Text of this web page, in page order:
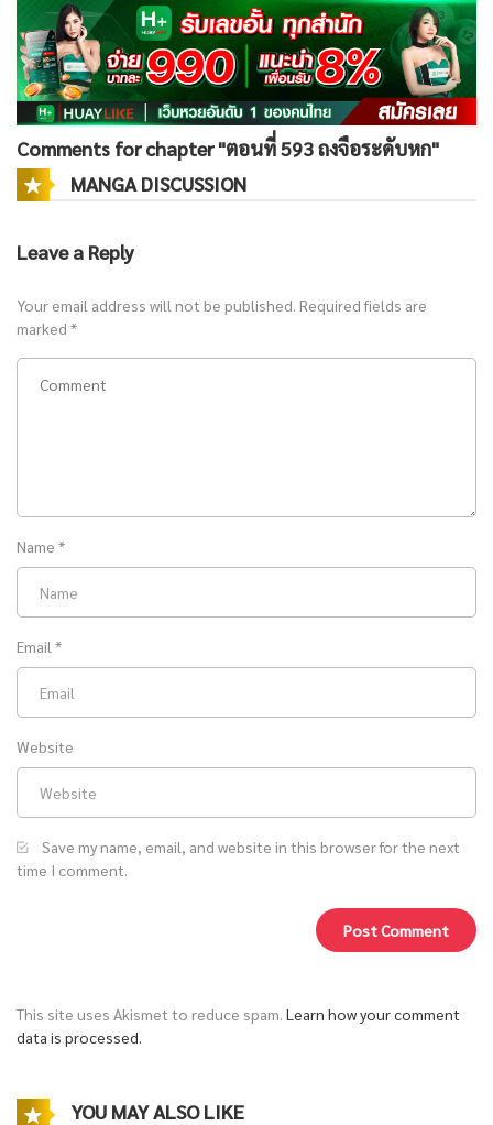
Comments for chapter "ตอนที่ 593 ถงจือระดับหก"
MANGA DISCUSSION
Leave a Reply
Your email address will not be published. Required fields are
marked *
Name *
Email *
Website
Save my name, email, and website in this browser for the next
time I comment.
This site uses Akismet to reduce spam. Learn how your comment
data is processed.
YOU MAY ALSO LIKE